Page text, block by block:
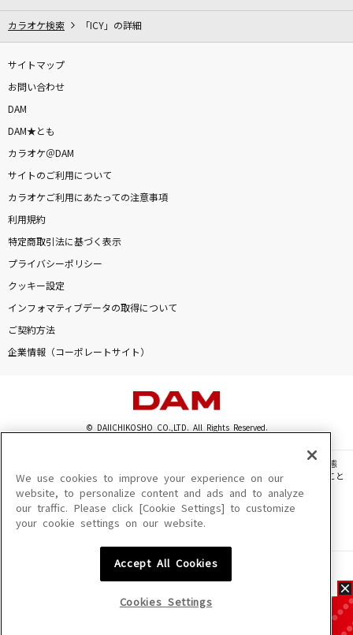
カラオケ検索 「ICY」の詳細
サイトマップ
お問い合わせ
DAM
DAM★とも
カラオケ＠DAM
サイトのご利用について
カラオケご利用にあたっての注意事項
利用規約
特定商取引法に基づく表示
プライバシーポリシー
クッキー設定
インフォマティブデータの取得について
ご契約方法
企業情報（コーポレートサイト）
© DAIICHIKOSHO CO.,LTD. All Rights Reserved.
このサイトに掲載されている一切の文章・画像・写真・動画・音声等を、手段や形態
を問わず、著作権法の定める範囲を超えて無断で複製、転載、ファイル化などすること
を禁じます。
楽曲及びコンテンツは、機種によりご利用いただけない場合があります。
楽曲及びコンテンツの配信日、配信内容が変更になる場合があります。
We use cookies to improve your experience on our
website, to personalize content and ads and to analyze
our traffic. Please click [Cookie Settings] to customize
your cookie settings on our website.
Accept All Cookies
Cookies Settings